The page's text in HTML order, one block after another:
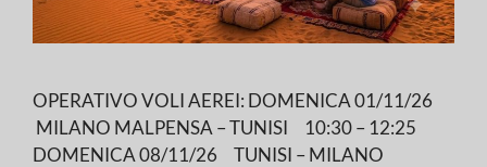
OPERATIVO VOLI AEREI: DOMENICA 01/11/26
MILANO MALPENSA – TUNISI 10:30 – 12:25
DOMENICA 08/11/26 TUNISI – MILANO